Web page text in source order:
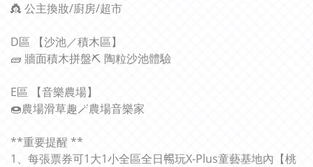
👸 公主換妝/廚房/超市
D區 【沙池／積木區】
🧱 牆面積木拼盤⛏ 陶粒沙池體驗
E區 【音樂農場】
🍩農場滑草趣🪄農場音樂家
**重要提醒 **
1、每張票券可1大1小全區全日𣈱玩X-Plus童藝基地內【桃